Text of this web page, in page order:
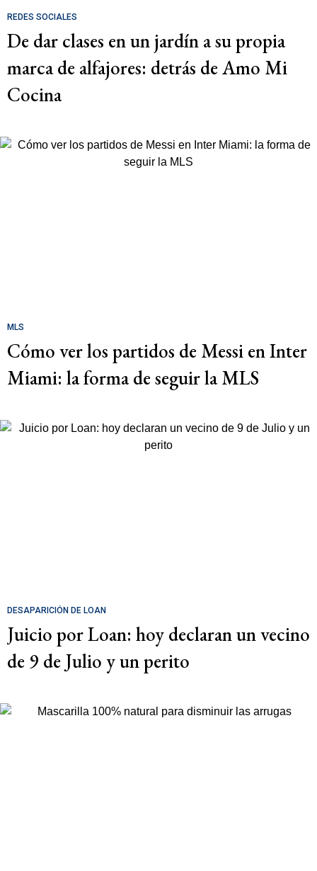
REDES SOCIALES
De dar clases en un jardín a su propia
marca de alfajores: detrás de Amo Mi
Cocina
MLS
Cómo ver los partidos de Messi en Inter
Miami: la forma de seguir la MLS
DESAPARICIÓN DE LOAN
Juicio por Loan: hoy declaran un vecino
de 9 de Julio y un perito